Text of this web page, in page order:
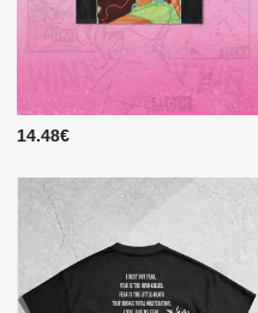
14.48€